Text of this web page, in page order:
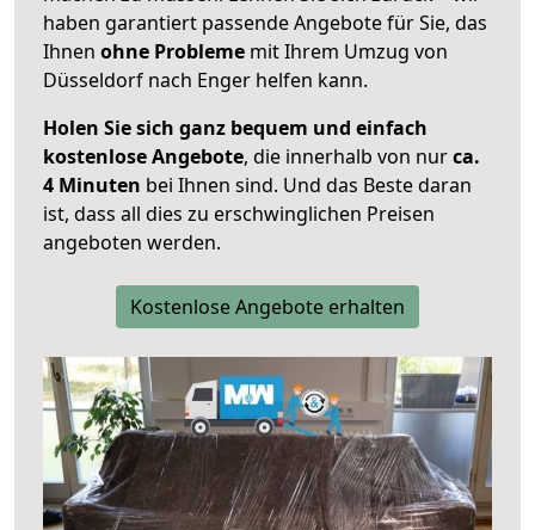
haben garantiert passende Angebote für Sie, das
Ihnen ohne Probleme mit Ihrem Umzug von
Düsseldorf nach Enger helfen kann.
Holen Sie sich ganz bequem und einfach
kostenlose Angebote, die innerhalb von nurca.
4 Minuten bei Ihnen sind. Und das Beste daran
ist, dass all dies zu erschwinglichen Preisen
angeboten werden.
Kostenlose Angebote erhalten